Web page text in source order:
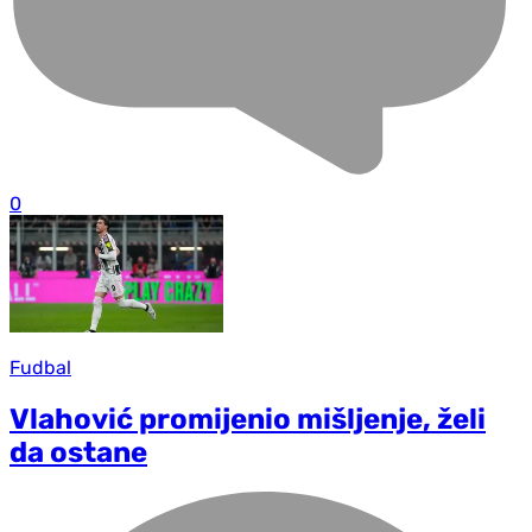
0
Fudbal
Vlahović promijenio mišljenje, želi
da ostane